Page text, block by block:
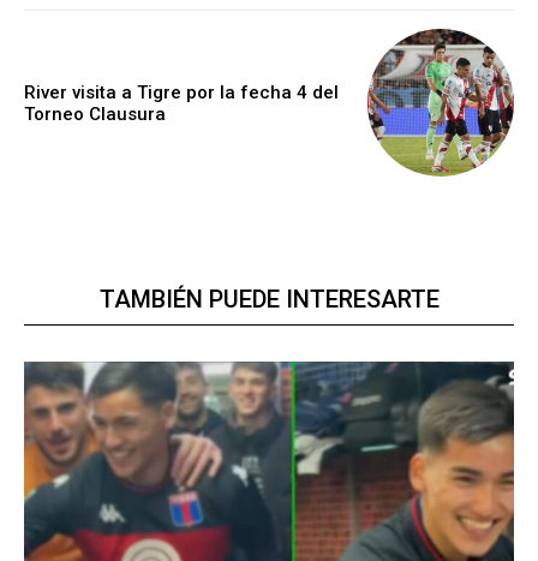
River visita a Tigre por la fecha 4 del
Torneo Clausura
TAMBIÉN PUEDE INTERESARTE